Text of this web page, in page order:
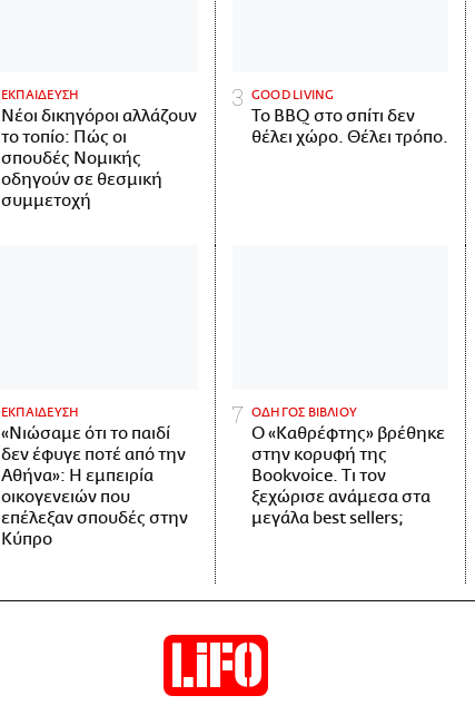
ΕΚΠΑΙΔΕΥΣΗ
Νέοι δικηγόροι αλλάζουν
το τοπίο: Πώς οι
σπουδές Νομικής
οδηγούν σε θεσμική
συμμετοχή
GOOD LIVING
Το BBQ στο σπίτι δεν
θέλει χώρο. Θέλει τρόπο.
ΕΚΠΑΙΔΕΥΣΗ
«Νιώσαμε ότι το παιδί
δεν έφυγε ποτέ από την
Αθήνα»: Η εμπειρία
οικογενειών που
επέλεξαν σπουδές στην
Κύπρο
ΟΔΗΓΟΣ ΒΙΒΛΙΟΥ
Ο «Καθρέφτης» βρέθηκε
στην κορυφή της
Bookvoice. Τι τον
ξεχώρισε ανάμεσα στα
μεγάλα best sellers;